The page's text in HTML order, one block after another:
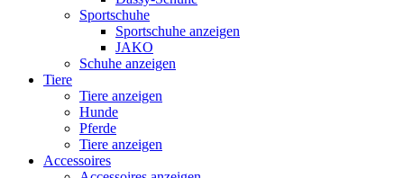
Sportschuhe
Sportschuhe anzeigen
JAKO
Schuhe anzeigen
Tiere
Tiere anzeigen
Hunde
Pferde
Tiere anzeigen
Accessoires